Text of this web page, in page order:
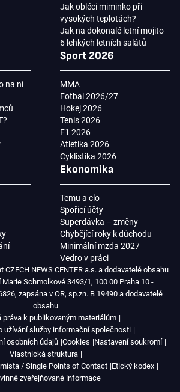
Jak obléci miminko při
vysokých teplotách?
Jak na dokonalé letní mojito
6 lehkých letních salátů
na ní
Sport 2026
MMA
Fotbal 2026/27
Hokej 2026
Tenis 2026
F1 2026
Atletika 2026
Cyklistika 2026
Ekonomika
Temu a clo
Spořicí účty
Superdávka – změny
Chybějící roky k důchodu
Minimální mzda 2027
Vedro v práci
CZECH NEWS CENTER a.s. a dodavatelé obsahu
Schmolkové 3493/1, 100 00 Praha 10 -
zapsána v OR, sp.zn. B 19490 a dodavatelé
obsahu
práva k publikovaným materiálům
užívání služby informační společnosti
osobních údajů Cookies Nastavení soukromí
Vlastnická struktura
/ Single Points of Contact Etický kodex
zveřejňované informace